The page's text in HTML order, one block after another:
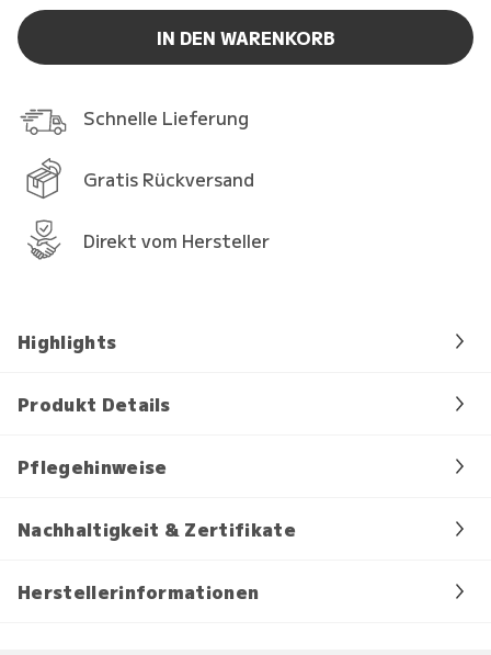
IN DEN WARENKORB
Schnelle Lieferung
Gratis Rückversand
Direkt vom Hersteller
Highlights
Produkt Details
Pflegehinweise
Nachhaltigkeit & Zertifikate
Herstellerinformationen